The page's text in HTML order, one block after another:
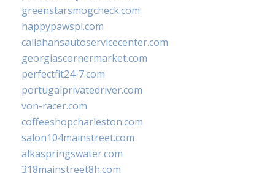
greenstarsmogcheck.com
happypawspl.com
callahansautoservicecenter.com
georgiascornermarket.com
perfectfit24-7.com
portugalprivatedriver.com
von-racer.com
coffeeshopcharleston.com
salon104mainstreet.com
alkaspringswater.com
318mainstreet8h.com